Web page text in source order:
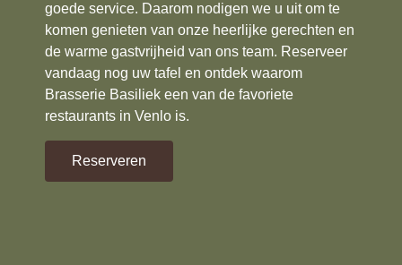
goede service. Daarom nodigen we u uit om te
komen genieten van onze heerlijke gerechten en
de warme gastvrijheid van ons team. Reserveer
vandaag nog uw tafel en ontdek waarom
Brasserie Basiliek een van de favoriete
restaurants in Venlo is.
Reserveren